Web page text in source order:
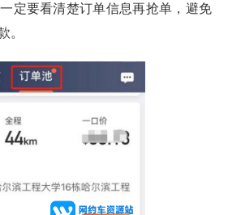
定要看清楚订单信息再抢单，避免
。